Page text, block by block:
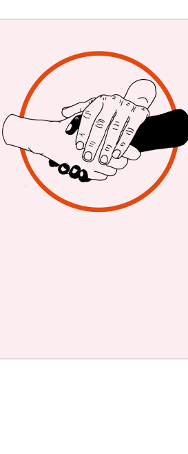
Bund, Länder
gemeinsam für
von
Das
von Bund,
Gewalt an
Gesetzentwurf